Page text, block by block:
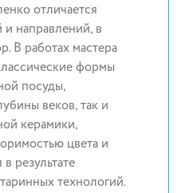
отличается
и направлений, в
В работах мастера
формы
посуды,
веков, так и
керамики,
цвета и
результате
технологий.